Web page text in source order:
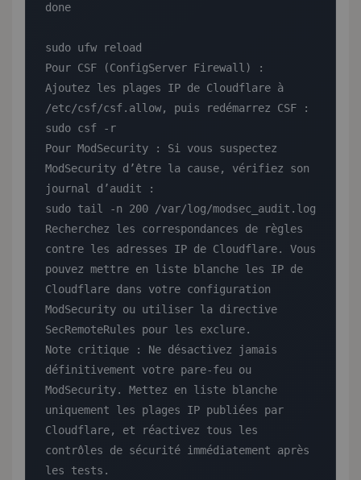
done
sudo ufw reload
Pour CSF (ConfigServer Firewall) :
Ajoutez les plages IP de Cloudflare à
/etc/csf/csf.allow, puis redémarrez CSF :
sudo csf -r
Pour ModSecurity : Si vous suspectez
ModSecurity d’être la cause, vérifiez son
journal d’audit :
sudo tail -n 200 /var/log/modsec_audit.log
Recherchez les correspondances de règles
contre les adresses IP de Cloudflare. Vous
pouvez mettre en liste blanche les IP de
Cloudflare dans votre configuration
ModSecurity ou utiliser la directive
SecRemoteRules pour les exclure.
Note critique : Ne désactivez jamais
définitivement votre pare-feu ou
ModSecurity. Mettez en liste blanche
uniquement les plages IP publiées par
Cloudflare, et réactivez tous les
contrôles de sécurité immédiatement après
les tests.